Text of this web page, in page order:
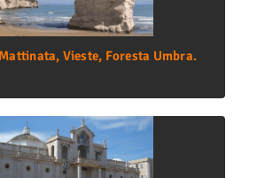
Vieste, Foresta Umbra.